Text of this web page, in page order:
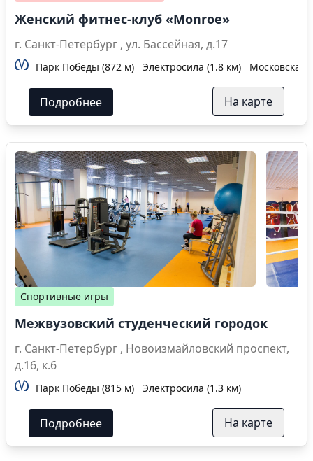
Женский фитнес-клуб «Monroe»
г. Санкт-Петербург , ул. Бассейная, д.17
Парк Победы (872 м) Электросила (1.8 км) Московская
Подробнее На карте
Спортивные игры
Межвузовский студенческий городок
г. Санкт-Петербург , Новоизмайловский проспект,
д.16, к.6
Парк Победы (815 м) Электросила (1.3 км)
Подробнее На карте